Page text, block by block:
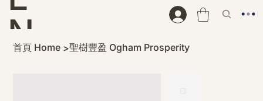
N
D
首頁 Home >聖樹豐盈 Ogham Prosperity